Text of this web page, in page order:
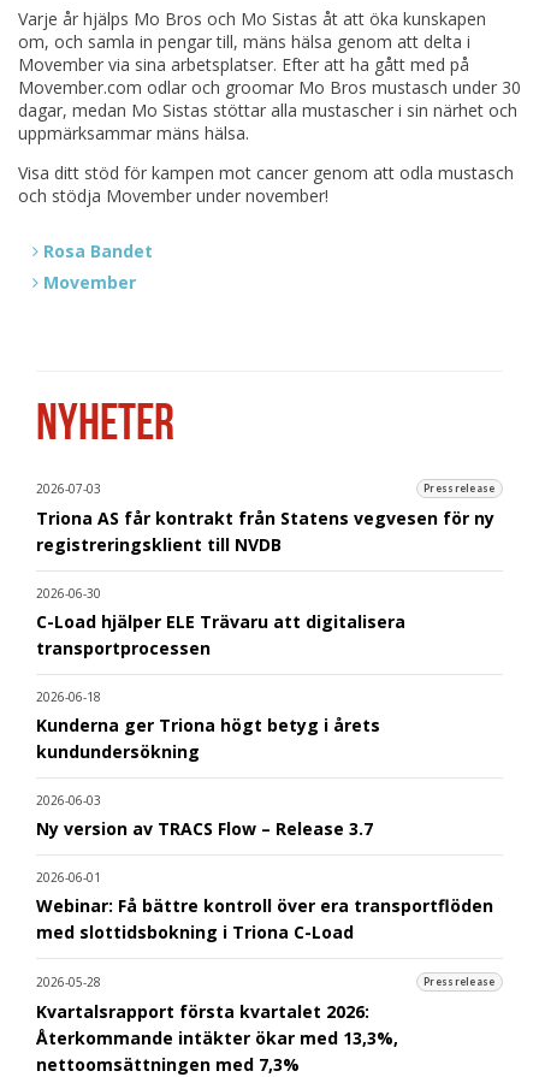
Varje år hjälps Mo Bros och Mo Sistas åt att öka kunskapen
om, och samla in pengar till, mäns hälsa genom att delta i
Movember via sina arbetsplatser. Efter att ha gått med på
Movember.com odlar och groomar Mo Bros mustasch under 30
dagar, medan Mo Sistas stöttar alla mustascher i sin närhet och
uppmärksammar mäns hälsa.
Visa ditt stöd för kampen mot cancer genom att odla mustasch
och stödja Movember under november!
Rosa Bandet
Movember
NYHETER
2026-07-03 Pressrelease
Triona AS får kontrakt från Statens vegvesen för ny
registreringsklient till NVDB
2026-06-30
C-Load hjälper ELE Trävaru att digitalisera
transportprocessen
2026-06-18
Kunderna ger Triona högt betyg i årets
kundundersökning
2026-06-03
Ny version av TRACS Flow – Release 3.7
2026-06-01
Webinar: Få bättre kontroll över era transportflöden
med slottidsbokning i Triona C-Load
2026-05-28 Pressrelease
Kvartalsrapport första kvartalet 2026:
Återkommande intäkter ökar med 13,3%,
nettoomsättningen med 7,3%